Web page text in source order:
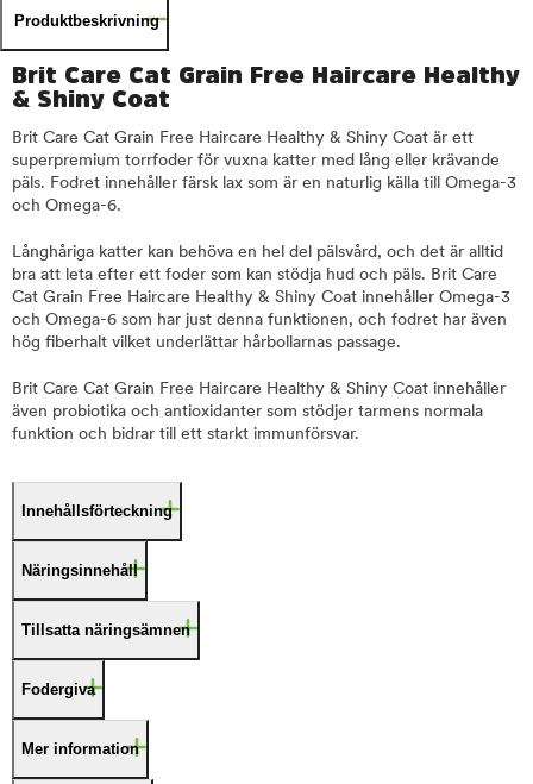
Produktbeskrivning
Brit Care Cat Grain Free Haircare Healthy
& Shiny Coat
Brit Care Cat Grain Free Haircare Healthy & Shiny Coat är ett
superpremium torrfoder för vuxna katter med lång eller krävande
päls. Fodret innehåller färsk lax som är en naturlig källa till Omega-3
och Omega-6.
Långhåriga katter kan behöva en hel del pälsvård, och det är alltid
bra att leta efter ett foder som kan stödja hud och päls. Brit Care
Cat Grain Free Haircare Healthy & Shiny Coat innehåller Omega-3
och Omega-6 som har just denna funktionen, och fodret har även
hög fiberhalt vilket underlättar hårbollarnas passage.
Brit Care Cat Grain Free Haircare Healthy & Shiny Coat innehåller
även probiotika och antioxidanter som stödjer tarmens normala
funktion och bidrar till ett starkt immunförsvar.
Innehållsförteckning
Näringsinnehåll
Tillsatta näringsämnen
Fodergiva
Mer information